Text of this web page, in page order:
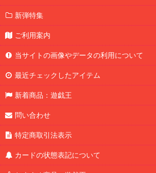
新弾特集
ご利用案内
当サイトの画像やデータの利用について
最近チェックしたアイテム
新着商品：遊戯王
問い合わせ
特定商取引法表示
カードの状態表記について